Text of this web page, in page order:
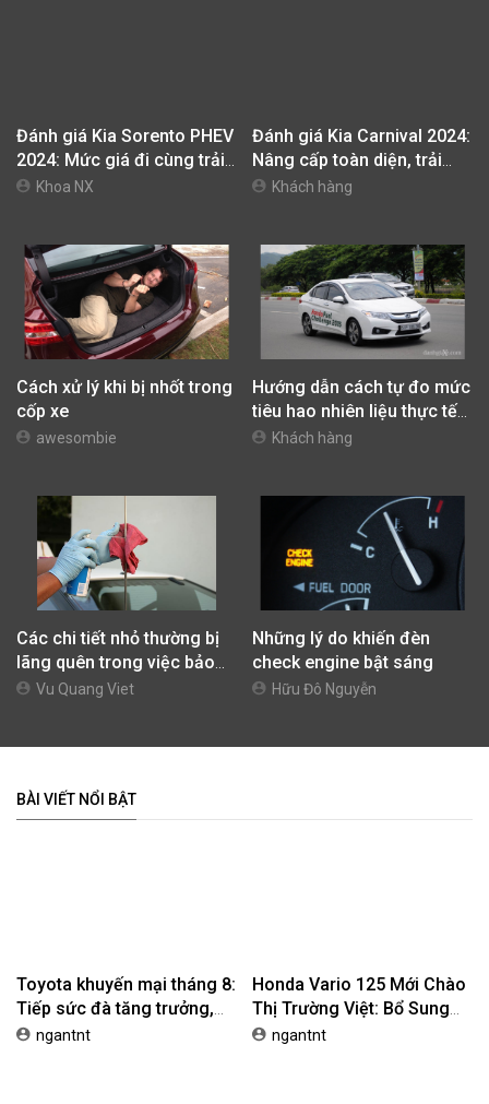
Đánh giá Kia Sorento PHEV
2024: Mức giá đi cùng trải
nghiệm vận hành khác biệt
Khoa NX
Đánh giá Kia Carnival 2024:
Nâng cấp toàn diện, trải
nghiệm xứng tầm
Khách hàng
Cách xử lý khi bị nhốt trong
cốp xe
awesombie
Hướng dẫn cách tự đo mức
tiêu hao nhiên liệu thực tế
của xe và cách lái xe tiết
Khách hàng
Các chi tiết nhỏ thường bị
lãng quên trong việc bảo
dưỡng xe ô tô
Vu Quang Viet
Những lý do khiến đèn
check engine bật sáng
Hữu Đô Nguyễn
BÀI VIẾT NỔI BẬT
Toyota khuyến mại tháng 8:
Tiếp sức đà tăng trưởng,
tối ưu chi phí mua xe
ngantnt
Honda Vario 125 Mới Chào
Thị Trường Việt: Bổ Sung
Phiên Bản Street, Giá Từ
ngantnt